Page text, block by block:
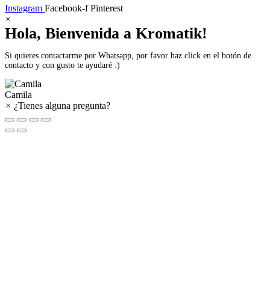
Instagram Facebook-f Pinterest
×
Hola, Bienvenida a Kromatik!
Si quieres contactarme por Whatsapp, por favor haz click en el botón de
contacto y con gusto te ayudaré :)
Camila
× ¿Tienes alguna pregunta?